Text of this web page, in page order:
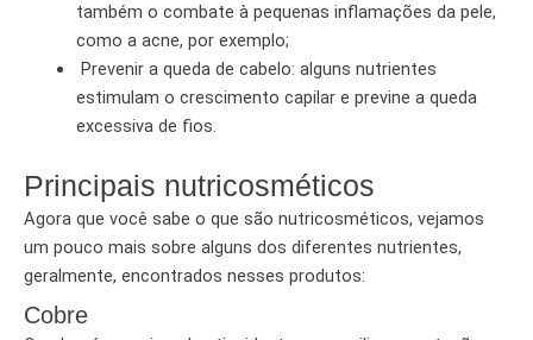
também o combate à pequenas inflamações da pele,
como a acne, por exemplo;
Prevenir a queda de cabelo: alguns nutrientes
estimulam o crescimento capilar e previne a queda
excessiva de fios.
Principais nutricosméticos
Agora que você sabe o que são nutricosméticos, vejamos
um pouco mais sobre alguns dos diferentes nutrientes,
geralmente, encontrados nesses produtos:
Cobre